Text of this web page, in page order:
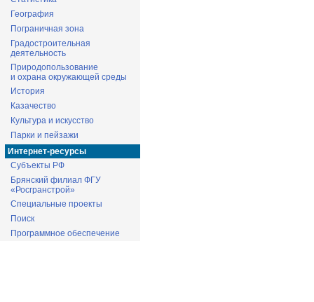
География
Пограничная зона
Градостроительная
деятельность
Природопользование
и охрана окружающей среды
История
Казачество
Культура и искусство
Парки и пейзажи
Интернет-ресурсы
Субъекты РФ
Брянский филиал ФГУ
«Росгранстрой»
Специальные проекты
Поиск
Программное обеспечение